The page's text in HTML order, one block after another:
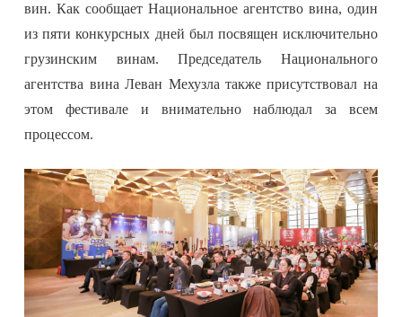
вин. Как сообщает Национальное агентство вина, один
из пяти конкурсных дней был посвящен исключительно
грузинским винам. Председатель Национального
агентства вина Леван Мехузла также присутствовал на
этом фестивале и внимательно наблюдал за всем
процессом.